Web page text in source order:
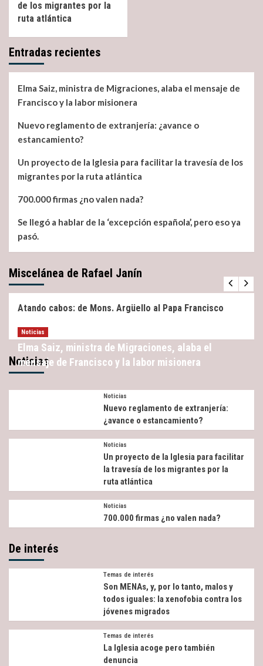
de los migrantes por la
ruta atlántica
Entradas recientes
Elma Saiz, ministra de Migraciones, alaba el mensaje de
Francisco y la labor misionera
Nuevo reglamento de extranjería: ¿avance o
estancamiento?
Un proyecto de la Iglesia para facilitar la travesía de los
migrantes por la ruta atlántica
700.000 firmas ¿no valen nada?
Se llegó a hablar de la ‘excepción española’, pero eso ya
pasó.
Miscelánea de Rafael Janín
Miscelánea Noticias
Atando cabos: de Mons. Argüello al Papa Francisco
Noticias
Noticias
Elma Saiz, ministra de Migraciones, alaba el
mensaje de Francisco y la labor misionera
Noticias
Nuevo reglamento de extranjería:
¿avance o estancamiento?
Noticias
Un proyecto de la Iglesia para facilitar
la travesía de los migrantes por la
ruta atlántica
Noticias
700.000 firmas ¿no valen nada?
De interés
Temas de interés
Son MENAs, y, por lo tanto, malos y
todos iguales: la xenofobia contra los
jóvenes migrados
Temas de interés
La Iglesia acoge pero también
denuncia